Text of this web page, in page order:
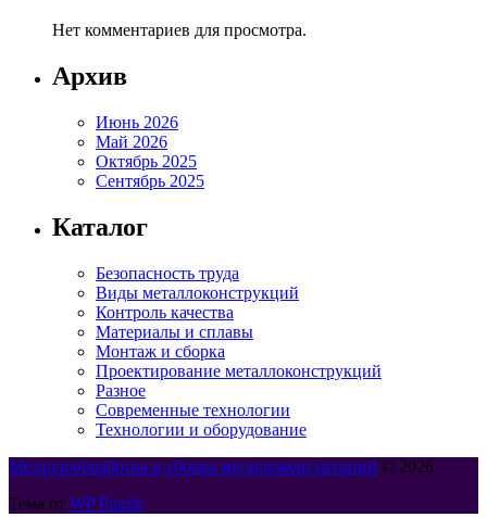
Нет комментариев для просмотра.
Архив
Июнь 2026
Май 2026
Октябрь 2025
Сентябрь 2025
Каталог
Безопасность труда
Виды металлоконструкций
Контроль качества
Материалы и сплавы
Монтаж и сборка
Проектирование металлоконструкций
Разное
Современные технологии
Технологии и оборудование
Металлообработка и сборка металлоконструкций © 2026
Тема от WP Puzzle